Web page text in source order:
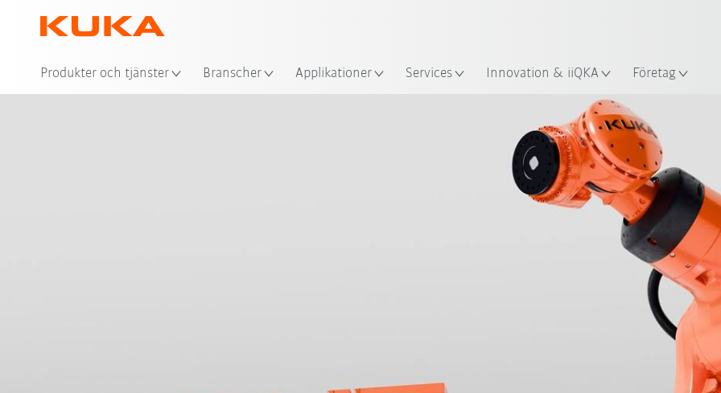
Produkter och tjänster Branscher Applikationer Services Innovation & iiQKA Företag